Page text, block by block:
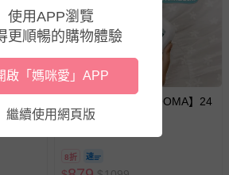
mini
信義
子票
，逾
培玩PreOne - 【WOOMA】24
點數感邏輯大作戰
8折
使用APP瀏覽
更順暢的購物體驗
啟「媽咪愛」APP
繼續使用網頁版